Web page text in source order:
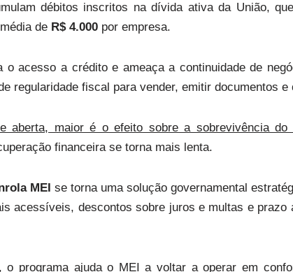
débitos inscritos na dívida ativa da União,
de R$ 4.000por empresa.
acesso a crédito e ameaça a continuidade de
regularidade fiscal para vender, emitir documentos e
aberta, maior é o efeito sobre a sobrevivência do
financeira se torna mais lenta.
MEI se torna uma solução governamental
acessíveis, descontos sobre juros e multas e prazo
programa ajuda o MEI a voltar a operar em